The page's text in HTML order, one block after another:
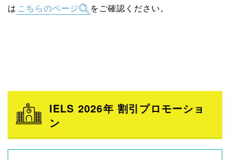
は こちらのページ をご確認ください。
IELS 2026年 割引プロモーショ
ン